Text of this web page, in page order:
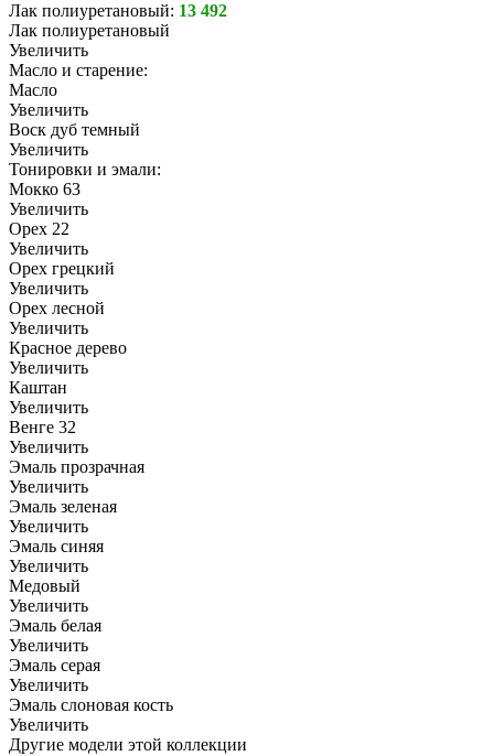
Лак полиуретановый: 13 492
Лак полиуретановый
Увеличить
Масло и старение:
Масло
Увеличить
Воск дуб темный
Увеличить
Тонировки и эмали:
Мокко 63
Увеличить
Орех 22
Увеличить
Орех грецкий
Увеличить
Орех лесной
Увеличить
Красное дерево
Увеличить
Каштан
Увеличить
Венге 32
Увеличить
Эмаль прозрачная
Увеличить
Эмаль зеленая
Увеличить
Эмаль синяя
Увеличить
Медовый
Увеличить
Эмаль белая
Увеличить
Эмаль серая
Увеличить
Эмаль слоновая кость
Увеличить
Другие модели этой коллекции